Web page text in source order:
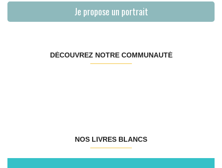
Je propose un portrait
DÉCOUVREZ NOTRE COMMUNAUTÉ
NOS LIVRES BLANCS